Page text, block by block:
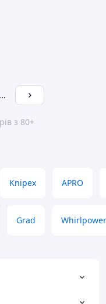
...
з 80+
Knipex APRO
Grad Whirlpower